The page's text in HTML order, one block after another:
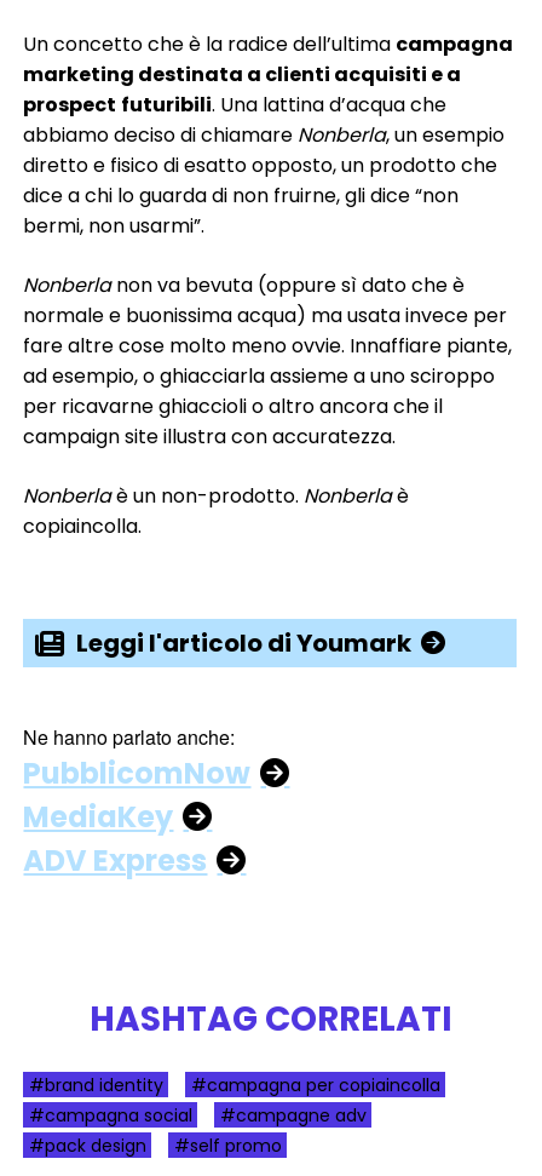
Un concetto che è la radice dell’ultima campagna
marketing destinata a clienti acquisiti e a
prospect futuribili. Una lattina d’acqua che
abbiamo deciso di chiamare Nonberla, un esempio
diretto e fisico di esatto opposto, un prodotto che
dice a chi lo guarda di non fruirne, gli dice “non
bermi, non usarmi”.
Nonberlanon va bevuta (oppure sì dato che è
normale e buonissima acqua) ma usata invece per
fare altre cose molto meno ovvie. Innaffiare piante,
ad esempio, o ghiacciarla assieme a uno sciroppo
per ricavarne ghiaccioli o altro ancora che il
campaign site illustra con accuratezza.
Nonberlaè un non-prodotto. Nonberlaè
copiaincolla.
Leggi l'articolo di Youmark
Ne hanno parlato anche:
PubblicomNow
MediaKey
ADV Express
HASHTAG CORRELATI
#brand identity
#campagna per copiaincolla
#campagna social
#campagne adv
#pack design
#self promo